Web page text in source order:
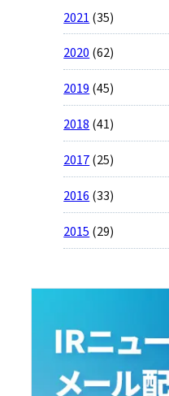
2021 (35)
2020 (62)
2019 (45)
2018 (41)
2017(25)
2016 (33)
2015 (29)